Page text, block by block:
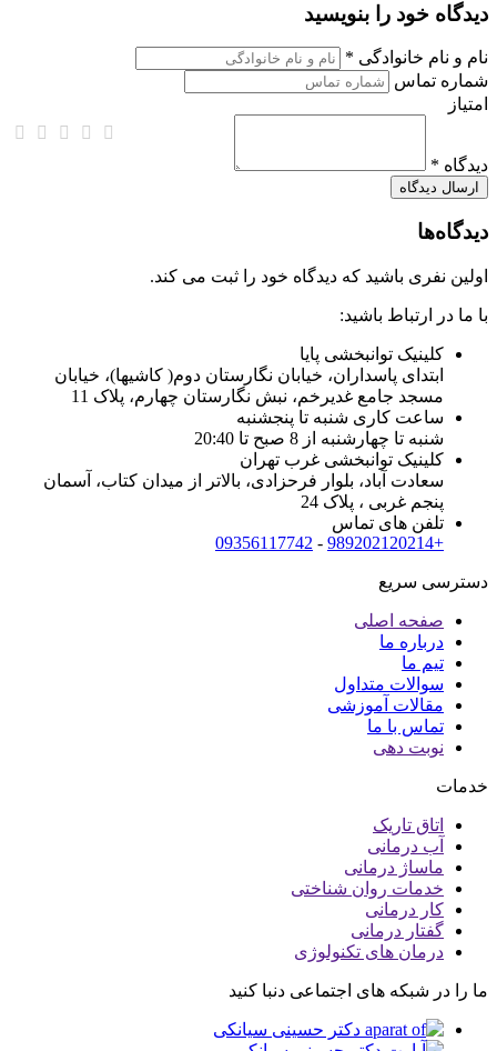
دیدگاه خود را بنویسید
نام و نام خانوادگی *
شماره تماس
امتیاز
دیدگاه *
دیدگاه‌ها
اولین نفری باشید که دیدگاه خود را ثبت می کند.
با ما در ارتباط باشید:
کلینیک توانبخشی پایا
ابتدای پاسداران، خیابان نگارستان دوم( کاشیها)، خیابان
مسجد جامع غدیرخم، نبش نگارستان چهارم، پلاک 11
ساعت کاری شنبه تا پنجشنبه
شنبه تا چهارشنبه از 8 صبح تا 20:40
کلینیک توانبخشی غرب تهران
سعادت آباد، بلوار فرحزادی، بالاتر از میدان کتاب، آسمان
پنجم غربی ، پلاک 24
تلفن های تماس
+989202120214
-
09356117742
دسترسی سریع
صفحه اصلی
درباره ما
تیم ما
سوالات متداول
مقالات آموزشی
تماس با ما
نوبت دهی
خدمات
اتاق تاریک
آب درمانی
ماساژ درمانی
خدمات روان شناختی
کار درمانی
گفتار درمانی
درمان های تکنولوژی
ما را در شبکه های اجتماعی دنبا کنید